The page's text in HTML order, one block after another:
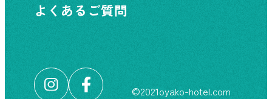
よくあるご質問
©︎2021oyako-hotel.com